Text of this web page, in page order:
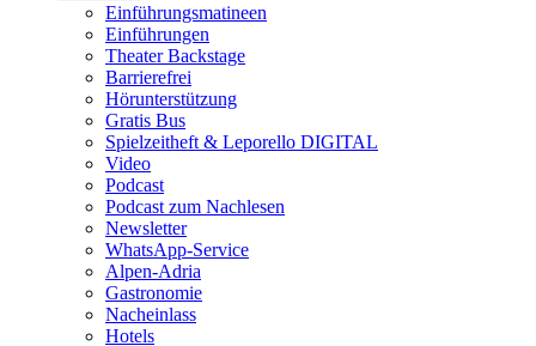
Einführungsmatineen
Einführungen
Theater Backstage
Barrierefrei
Hörunterstützung
Gratis Bus
Spielzeitheft & Leporello DIGITAL
Video
Podcast
Podcast zum Nachlesen
Newsletter
WhatsApp-Service
Alpen-Adria
Gastronomie
Nacheinlass
Hotels